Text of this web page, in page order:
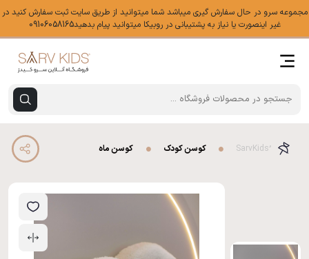
مجموعه سرو در حال سفارش گیری میباشد شما میتوانید از طریق سایت ثبت سفارش کنید در
غیر اینصورت یا نیاز به پشتیبانی در روبیکا میتوانید پیام بدهید09106058165
کوسن کودک کوسن ماه